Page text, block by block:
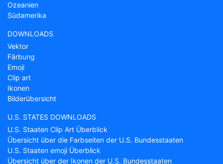
Ozeanien
Südamerika
DOWNLOADS
Vektor
Färbung
Emoji
Clip art
Ikonen
Bilderübersicht
U.S. STATES DOWNLOADS
U.S. Staaten Clip Art Überblick
Übersicht über die Farbseiten der U.S. Bundesstaaten
U.S. Staaten emoji Überblick
Übersicht über der Ikonen der U.S. Bundesstaaten